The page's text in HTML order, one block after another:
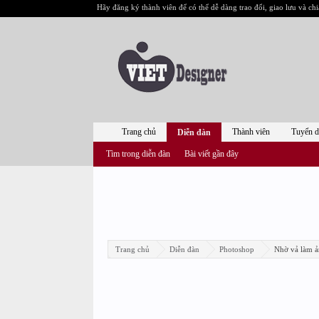
Hãy đăng ký thành viên để có thể dễ dàng trao đổi, giao lưu và
Trang chủ Diễn đàn Photoshop Nhờ vả làm
Trang chủ Diễn đàn
Tìm trong diễn đàn Bài viết gần đây
Thành viên Tuyển